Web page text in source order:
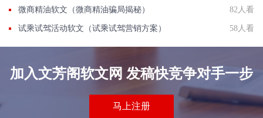
微商精油软文（微商精油骗局揭秘） 82人看
试乘试驾活动软文（试乘试驾营销方案） 58人看
加入文芳阁软文网 发稿快竞争对手一步
马上注册